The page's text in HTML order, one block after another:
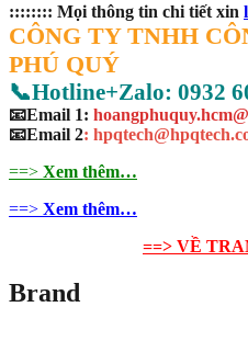
:::::::: Mọi thông tin chi tiết xin
CÔNG TY TNHH
PHÚ QUÝ
📞Hotline+Zalo: 0932
📧Email 1:
📧Email 2: hpqtech@hpqtech.
==> Xem thêm…
==> Xem thêm…
==> VỀ
Brand